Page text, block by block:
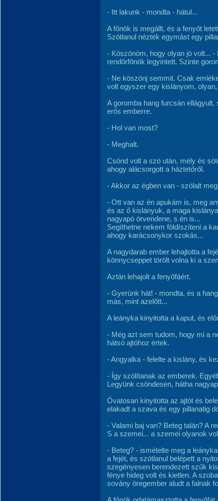
- Itt lakunk - mondta - hátul...
A főnök is megállt, és a fenyőt
Szótlanul nézték egymást egy
- Köszönöm, hogy olyan jó volt...
rendőrfőnök legyintett. Szinte
- Ne köszönj semmit. Csak
volt egyszer egy kislányom,
A goromba hang furcsán
erős emberre.
- Hol van most?
- Meghalt.
Csönd volt a szó után, mély és
ahogy alácsorgott a háztetőről.
- Akkor az égben van - szólalt
- Ott van az én apukám is, meg
és az ő kislányuk, a maga
nagyapó örvendene, s én is...
Segíthetne nekem földíszíteni a
ahogy karácsonykor szokás...
A nagydarab ember lehajtotta a
könnycseppet törölt volna ki a
Aztán lehajolt a fenyőfáért.
- Gyerünk hát! - mondta, és a
más, mint azelőtt...
A leányka kinyitotta a kaput, és
- Még azt sem tudom, hogy mi a
hátsó ajtóhoz értek.
- Angyalka - felelte a kislány, és
- Így szólítanak az emberek.
Legyünk csöndesen, hátha
Óvatosan kinyitotta az ajtót és
elakadt a szava és egy pillanatig
- Valami baj van? Beteg talán? A
S a szemei... a szemei olyanok
- Beteg? - ismételte meg a
a fejét, és szótlanul belépett a
szegényesen berendezett szűk
fénye hideg volt és kietlen. A
sovány öregember aludt a falnak